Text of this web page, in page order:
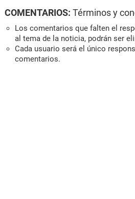
COMENTARIOS: Términos y
Los comentarios que falten el
al tema de la noticia, podrán ser
Cada usuario será el único
comentarios.